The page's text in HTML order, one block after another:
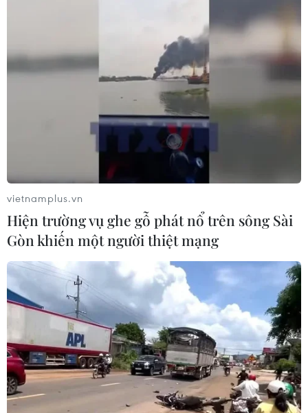
TIN CÙNG CHUYÊN MỤC
Tổng Bí thư, Chủ tịch nước Tô Lâm
lên đường thăm cấp Nhà nước
vietnamplus.vn
Hiện trường vụ ghe gỗ phát nổ trên sông Sài
Gòn khiến một người thiệt mạng